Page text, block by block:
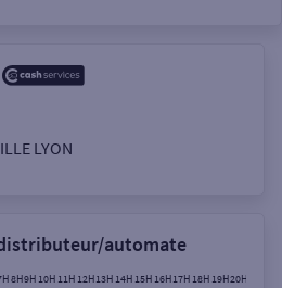
de moi
LYON
automate
8H9H 10H 11H 12H13H 14H 15H 16H17H 18H 19H20H